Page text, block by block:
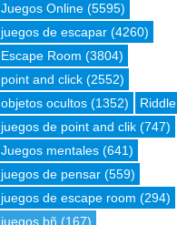
Juegos Online (5595)
juegos de escapar (4260)
Escape Room (3804)
point and click (2552)
objetos ocultos (1352) Riddle
juegos de point and clik (747)
Juegos mentales (641)
juegos de pensar (559)
juegos de escape room (294)
juegos bñ (167)